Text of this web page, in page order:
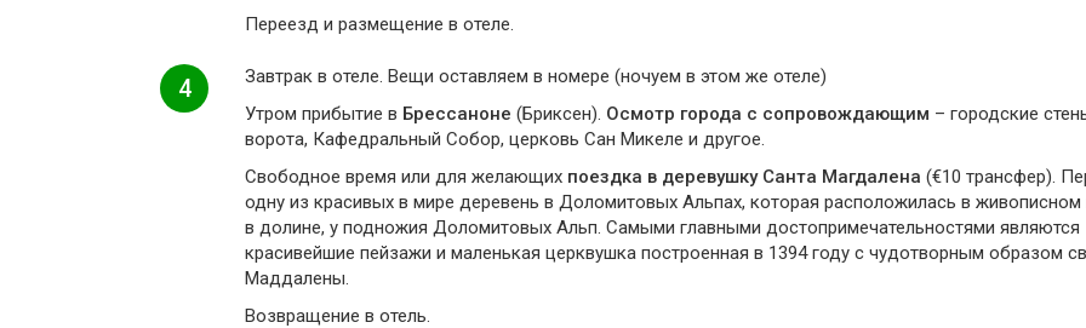
Переезд и размещение в отеле.
4
Завтрак в отеле. Вещи оставляем в номере (ночуем в этом же отеле)
Утром прибытие в Брессаноне (Бриксен). Осмотр города с сопровождающим – городские
воротa, Кафедральный Собор, церковь Сан Микеле и другое.
Свободное время или для желающих поездка в деревушку Санта Магдалена (€10 трансфер).
одну из красивых в мире деревень в Доломитовых Альпах, которая расположилась в живописном
в долине, у подножия Доломитовых Альп. Самыми главными достопримечательностями являются
красивейшие пейзажи и маленькая церквушка построенная в 1394 году c чудотворным образом
Маддалены.
Возвращение в отель.